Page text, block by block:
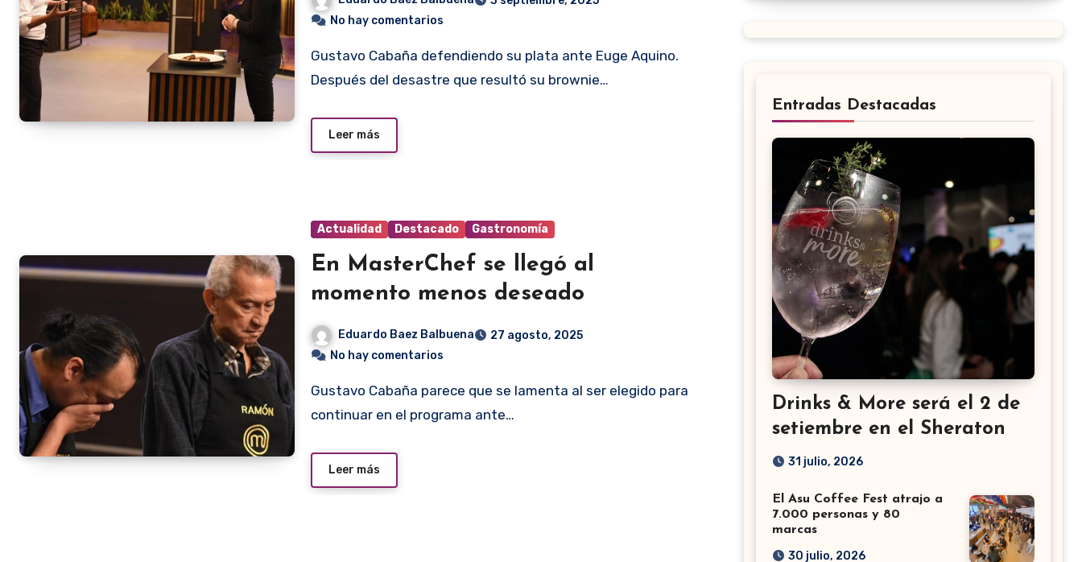
No hay comentarios
Gustavo Cabaña defendiendo su plata ante Euge Aquino.
Después del desastre que resultó su brownie…
Leer más
Actualidad Destacado Gastronomía
En MasterChef se llegó al
momento menos deseado
Eduardo Baez Balbuena
27 agosto, 2025
No hay comentarios
Gustavo Cabaña parece que se lamenta al ser elegido para
continuar en el programa ante…
Leer más
Entradas Destacadas
Drinks & More será el 2 de
setiembre en el Sheraton
31 julio, 2026
El Asu Coffee Fest atrajo a
7.000 personas y 80
marcas
30 julio, 2026